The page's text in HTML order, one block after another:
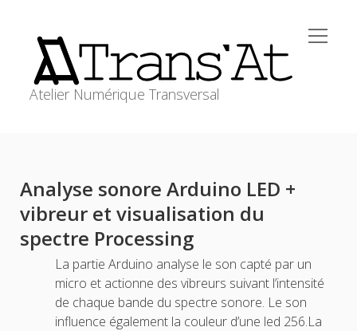
Trans'At
Atelier Numérique Transversal
open
menu
WORKSHOPS
RESSOURCES
MEDIAGRAPHIE
CONTACT
transat@stephanecabee.net
Analyse sonore Arduino LED +
vibreur et visualisation du
spectre Processing
La partie Arduino analyse le son capté par un
micro et actionne des vibreurs suivant l’intensité
de chaque bande du spectre sonore. Le son
influence également la couleur d’une led 256.La